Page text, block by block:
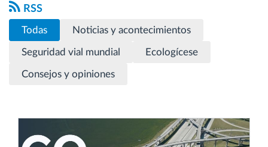
Control de acceso
Gestión de combustible
Planificación y seguimiento de rutas
Descubrir todas las características
RSS
Todas Noticias y acontecimientos
Seguridad vial mundial Ecologícese
Consejos y opiniones